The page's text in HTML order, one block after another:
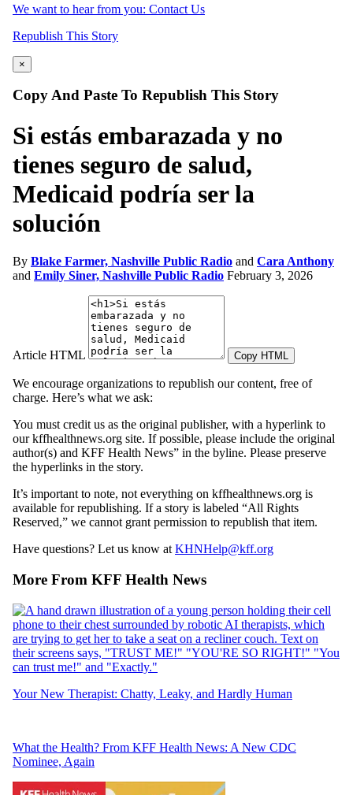
We want to hear from you: Contact Us
Republish This Story
×
Copy And Paste To Republish This Story
Si estás embarazada y no
tienes seguro de salud,
Medicaid podría ser la
solución
By Blake Farmer, Nashville Public Radio and Cara Anthony
and Emily Siner, Nashville Public Radio February 3, 2026
Article HTML Copy HTML
We encourage organizations to republish our content, free of
charge. Here’s what we ask:
You must credit us as the original publisher, with a hyperlink to
our kffhealthnews.org site. If possible, please include the original
author(s) and KFF Health News” in the byline. Please preserve
the hyperlinks in the story.
It’s important to note, not everything on kffhealthnews.org is
available for republishing. If a story is labeled “All Rights
Reserved,” we cannot grant permission to republish that item.
Have questions? Let us know at KHNHelp@kff.org
More From KFF Health News
Your New Therapist: Chatty, Leaky, and Hardly Human
What the Health? From KFF Health News: A New CDC
Nominee, Again